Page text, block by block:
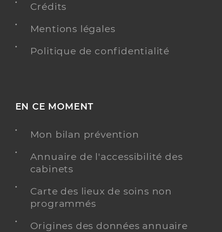
Crédits
Mentions légales
Politique de confidentialité
EN CE MOMENT
Mon bilan prévention
Annuaire de l'accessibilité des
cabinets
Carte des lieux de soins non
programmés
Origines des données annuaire